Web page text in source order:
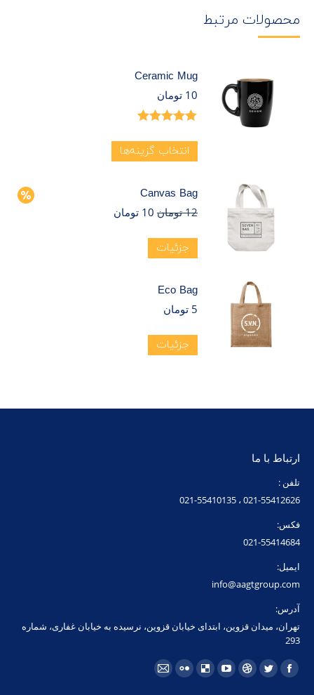
محصولات مرتبط
Ceramic Mug
10 تومان
انتخاب گزینه‌ها
Canvas Bag
12 تومان 10 تومان
جزئیات
Eco Bag
5 تومان
جزئیات
ارتباط با ما
تلفن :
021-55412626 ، 021-55410135
فکس:
021-55414684
ایمیل:
info@aagtgroup.com
آدرس:
تهران، میدان قزوین، ابتدای خیابان قزوین، نرسیده به خیابان غفاری، شماره
293
مارا در اینجا پیدا کنید:
فیسبوکتوئیترDribbbleیوتیوبDelicious
فلیکرایمیل